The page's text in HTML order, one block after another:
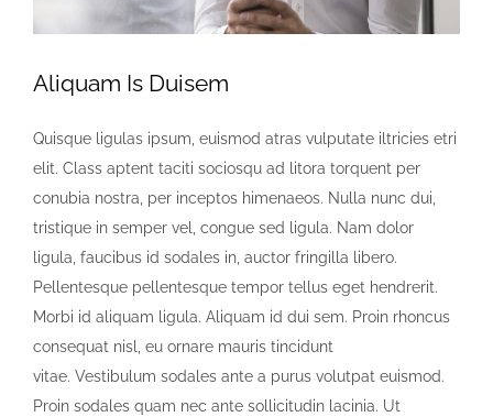
Aliquam Is Duisem
Quisque ligulas ipsum, euismod atras vulputate iltricies etri
elit. Class aptent taciti sociosqu ad litora torquent per
conubia nostra, per inceptos himenaeos. Nulla nunc dui,
tristique in semper vel, congue sed ligula. Nam dolor
ligula, faucibus id sodales in, auctor fringilla libero.
Pellentesque pellentesque tempor tellus eget hendrerit.
Morbi id aliquam ligula. Aliquam id dui sem. Proin rhoncus
consequat nisl, eu ornare mauris tincidunt
vitae. Vestibulum sodales ante a purus volutpat euismod.
Proin sodales quam nec ante sollicitudin lacinia. Ut